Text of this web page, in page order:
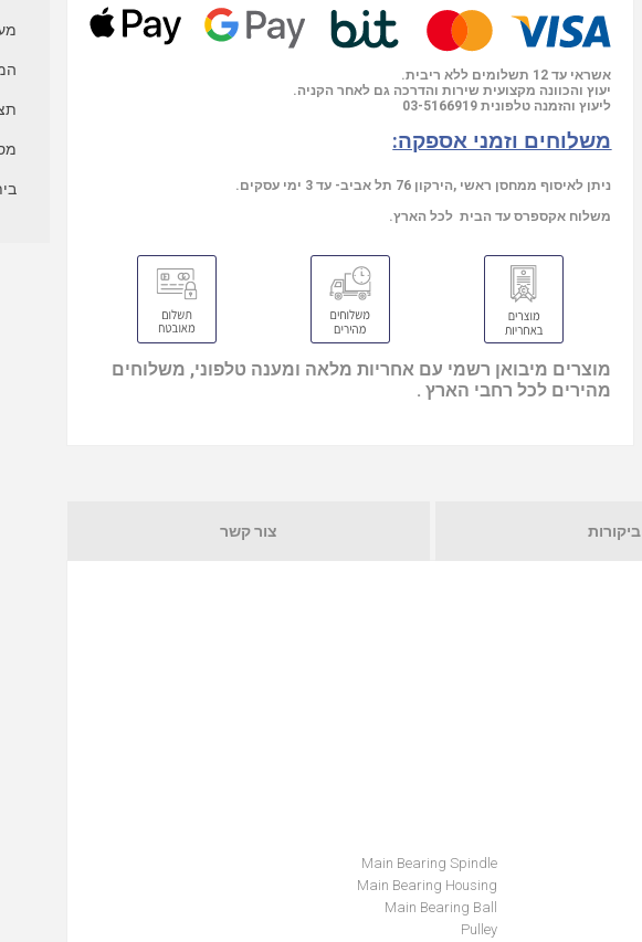
אשראי עד 12 תשלומים ללא ריבית.
יעוץ והכוונה מקצועית שירות והדרכה גם לאחר הקניה.
ליעוץ והזמנה טלפונית 03-5166919
משלוחים וזמני אספקה:
ניתן לאיסוף ממחסן ראשי ,הירקון 76 תל אביב- עד 3 ימי עסקים.
משלוח אקספרס עד הבית לכל הארץ.
מוצרים מיבואן רשמי עם אחריות מלאה ומענה טלפוני, משלוחים
מהירים לכל רחבי הארץ .
ביקורות צור קשר
Main Bearing Spindle
Main Bearing Housing
Main Bearing Ball
Pulley